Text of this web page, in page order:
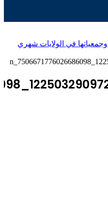
في الولايات شهري